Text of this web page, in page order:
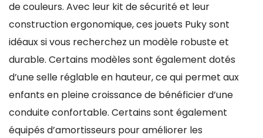
de couleurs. Avec leur kit de sécurité et leur
construction ergonomique, ces jouets Puky sont
idéaux si vous recherchez un modèle robuste et
durable. Certains modèles sont également dotés
d’une selle réglable en hauteur, ce qui permet aux
enfants en pleine croissance de bénéficier d’une
conduite confortable. Certains sont également
équipés d’amortisseurs pour améliorer les